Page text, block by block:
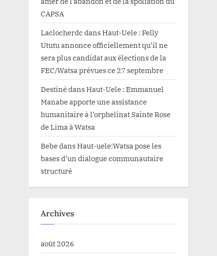
CAPSA
Laclocherdc dansHaut-Uele : Felly
Ututu annonce officiellement qu’il ne
sera plus candidat aux élections de la
FEC/Watsa prévues ce 27 septembre
DestinédansHaut-Uele : Emmanuel
Manabe apporte une assistance
humanitaire à l’orphelinat Sainte Rose
de Lima à Watsa
BebedansHaut-uele:Watsa pose les
bases d’un dialogue communautaire
structuré
Archives
août 2026